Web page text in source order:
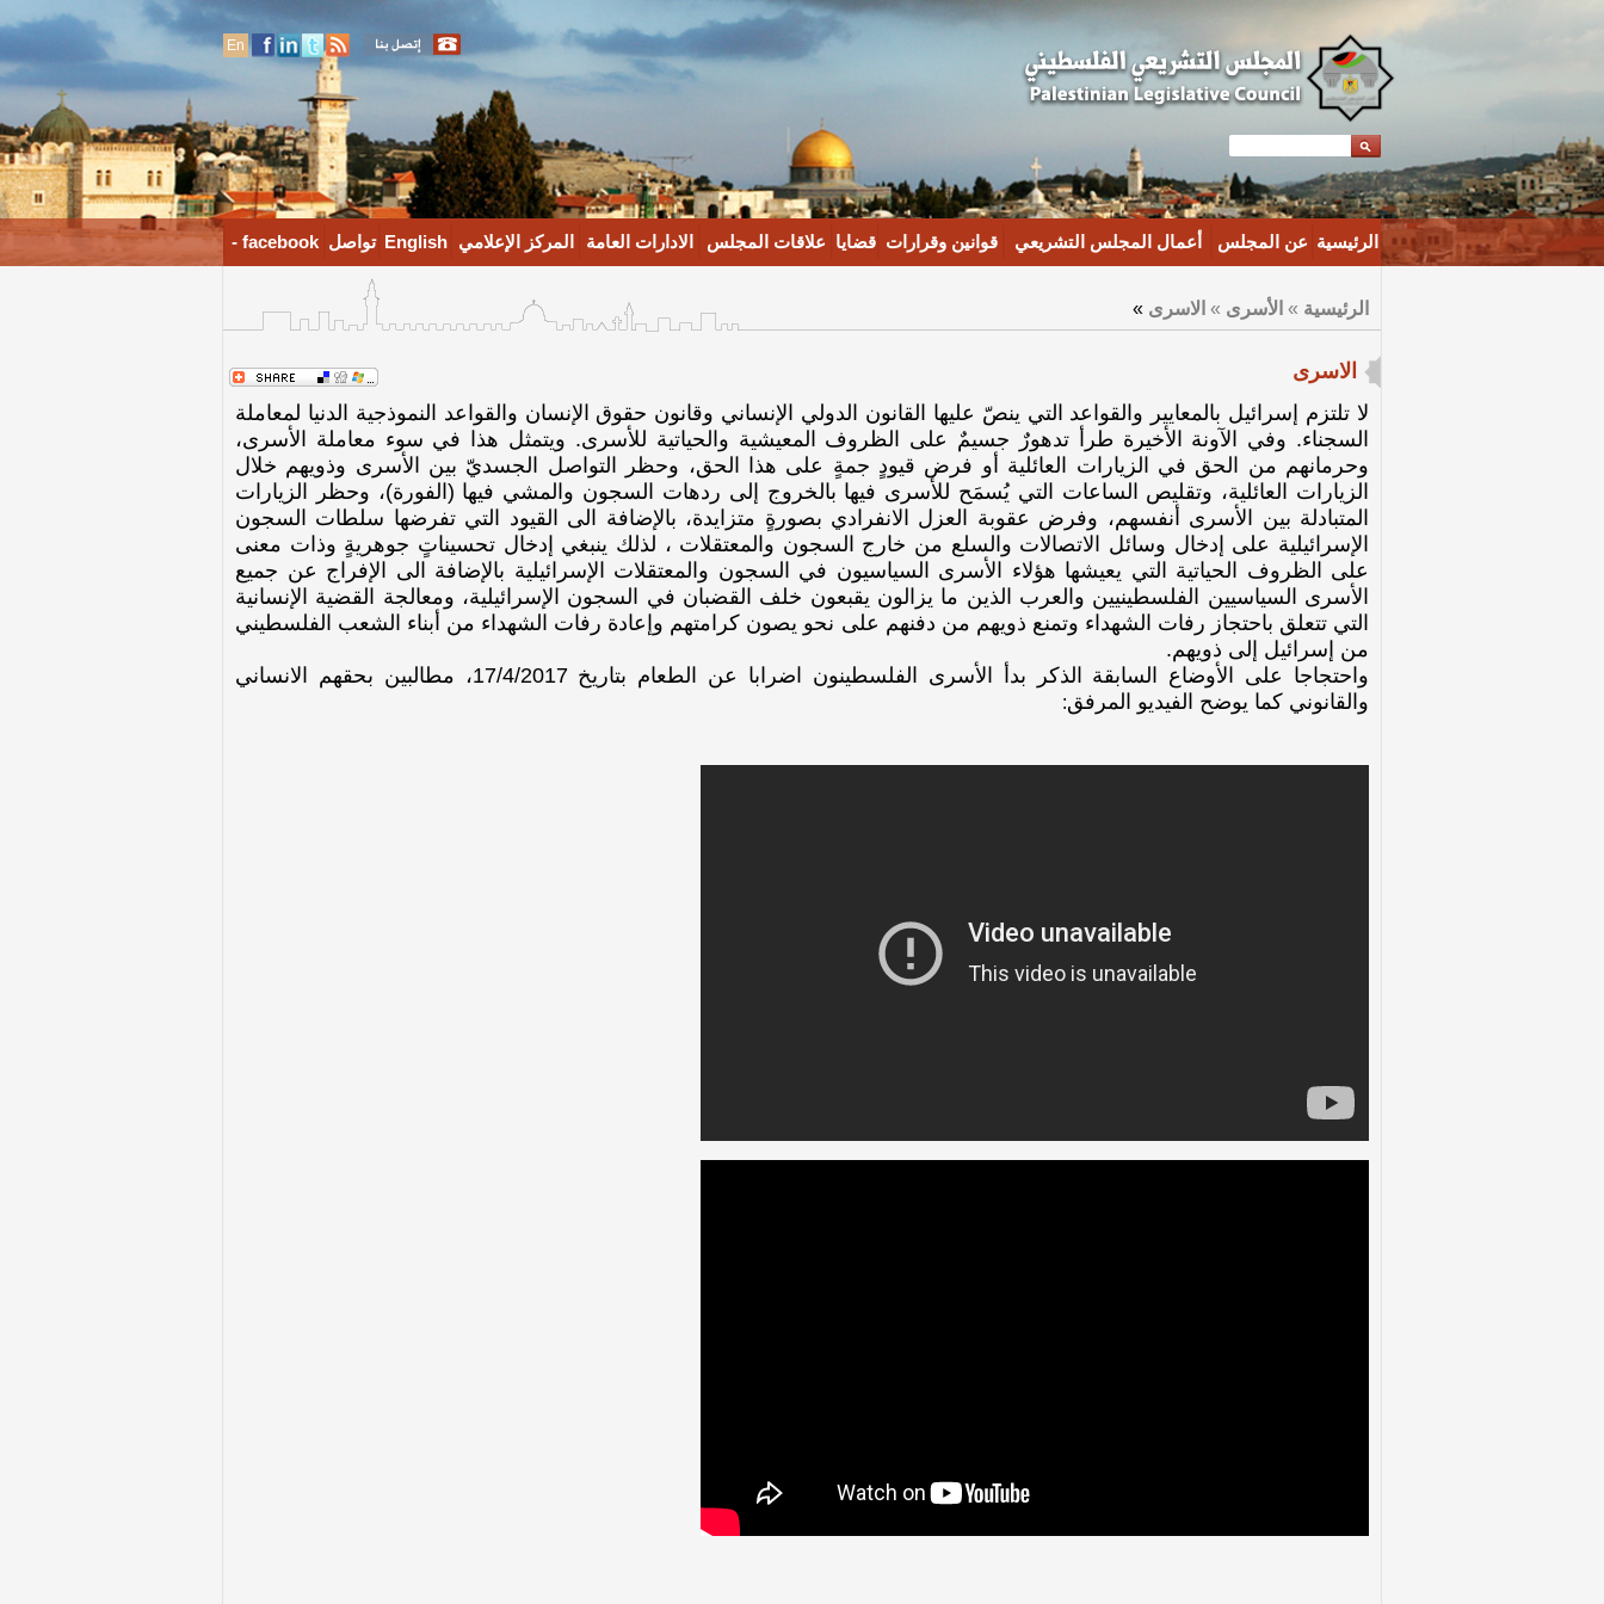
En
الرئيسية عن المجلس أعمال المجلس التشريعي قوانين وقرارات قضايا علاقات المجلس الادارات العامة المركز الإعلامي English تواصل facebook -
الرئيسية » الأسرى » الاسرى »
الاسرى
لا تلتزم إسرائيل بالمعايير والقواعد التي ينصّ عليها القانون الدولي الإنساني وقانون حقوق الإنسان والقواعد النموذجية الدنيا لمعاملة
السجناء. وفي الآونة الأخيرة طرأ تدهورٌ جسيمٌ على الظروف المعيشية والحياتية للأسرى. ويتمثل هذا في سوء معاملة الأسرى،
وحرمانهم من الحق في الزيارات العائلية أو فرض قيودٍ جمةٍ على هذا الحق، وحظر التواصل الجسديّ بين الأسرى وذويهم خلال
الزيارات العائلية، وتقليص الساعات التي يُسمَح للأسرى فيها بالخروج إلى ردهات السجون والمشي فيها (الفورة)، وحظر الزيارات
المتبادلة بين الأسرى أنفسهم، وفرض عقوبة العزل الانفرادي بصورةٍ متزايدة، بالإضافة الى القيود التي تفرضها سلطات السجون
الإسرائيلية على إدخال وسائل الاتصالات والسلع من خارج السجون والمعتقلات ، لذلك ينبغي إدخال تحسيناتٍ جوهريةٍ وذات معنى
على الظروف الحياتية التي يعيشها هؤلاء الأسرى السياسيون في السجون والمعتقلات الإسرائيلية بالإضافة الى الإفراج عن جميع
الأسرى السياسيين الفلسطينيين والعرب الذين ما يزالون يقبعون خلف القضبان في السجون الإسرائيلية، ومعالجة القضية الإنسانية
التي تتعلق باحتجاز رفات الشهداء وتمنع ذويهم من دفنهم على نحو يصون كرامتهم وإعادة رفات الشهداء من أبناء الشعب الفلسطيني
من إسرائيل إلى ذويهم.
واحتجاجا على الأوضاع السابقة الذكر بدأ الأسرى الفلسطينون اضرابا عن الطعام بتاريخ 17/4/2017، مطالبين بحقهم الانساني
والقانوني كما يوضح الفيديو المرفق: